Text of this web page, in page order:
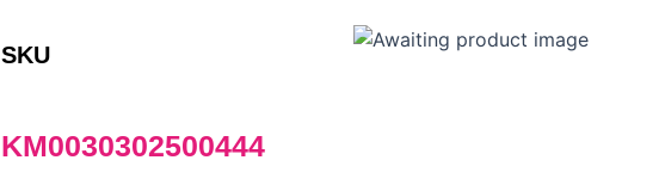
SKU
KM0030302500444